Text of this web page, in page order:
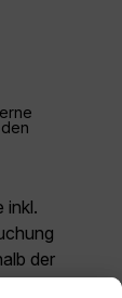
inkl.
der